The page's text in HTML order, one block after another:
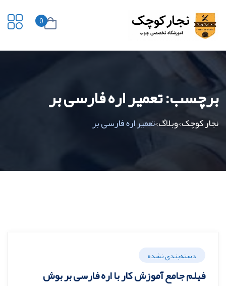
0
برچسب:تعمیر اره فارسی بر
نجار کوچک>وبلاگ>تعمیر اره فارسی بر
دسته‌بندی نشده
فیلم جامع آموزش کار با اره فارسی بر بوش